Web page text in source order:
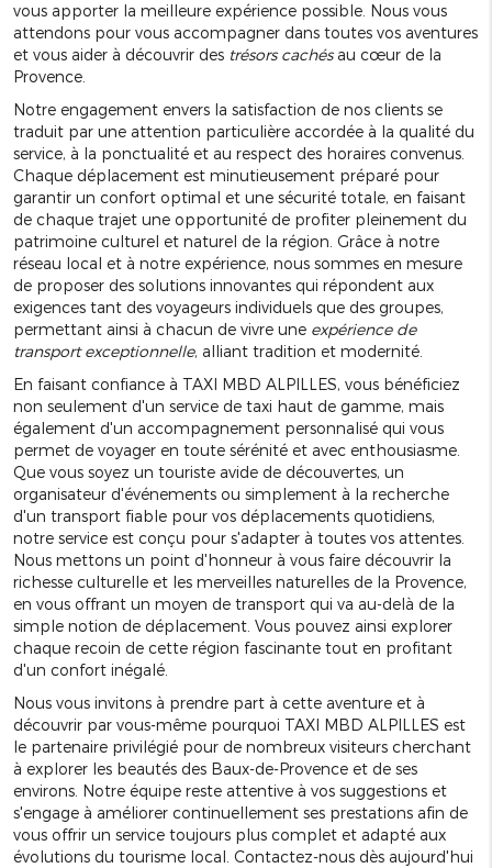
vous apporter la meilleure expérience possible. Nous vous
attendons pour vous accompagner dans toutes vos aventures
et vous aider à découvrir des trésors cachésau cœur de la
Provence.
Notre engagement envers la satisfaction de nos clients se
traduit par une attention particulière accordée à la qualité du
service, à la ponctualité et au respect des horaires convenus.
Chaque déplacement est minutieusement préparé pour
garantir un confort optimal et une sécurité totale, en faisant
de chaque trajet une opportunité de profiter pleinement du
patrimoine culturel et naturel de la région. Grâce à notre
réseau local et à notre expérience, nous sommes en mesure
de proposer des solutions innovantes qui répondent aux
exigences tant des voyageurs individuels que des groupes,
permettant ainsi à chacun de vivre une expérience de
transport exceptionnelle, alliant tradition et modernité.
En faisant confiance à TAXI MBD ALPILLES, vous bénéficiez
non seulement d'un service de taxi haut de gamme, mais
également d'un accompagnement personnalisé qui vous
permet de voyager en toute sérénité et avec enthousiasme.
Que vous soyez un touriste avide de découvertes, un
organisateur d'événements ou simplement à la recherche
d'un transport fiable pour vos déplacements quotidiens,
notre service est conçu pour s'adapter à toutes vos attentes.
Nous mettons un point d'honneur à vous faire découvrir la
richesse culturelle et les merveilles naturelles de la Provence,
en vous offrant un moyen de transport qui va au-delà de la
simple notion de déplacement. Vous pouvez ainsi explorer
chaque recoin de cette région fascinante tout en profitant
d'un confort inégalé.
Nous vous invitons à prendre part à cette aventure et à
découvrir par vous-même pourquoi TAXI MBD ALPILLES est
le partenaire privilégié pour de nombreux visiteurs cherchant
à explorer les beautés des Baux-de-Provence et de ses
environs. Notre équipe reste attentive à vos suggestions et
s'engage à améliorer continuellement ses prestations afin de
vous offrir un service toujours plus complet et adapté aux
évolutions du tourisme local. Contactez-nous dès aujourd'hui